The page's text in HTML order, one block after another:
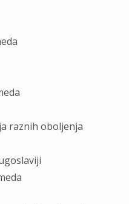
raznih oboljenja